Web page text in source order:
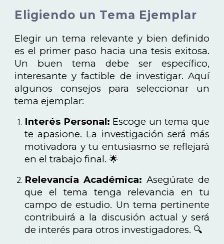
Eligiendo un Tema Ejemplar
Elegir un tema relevante y bien definido
es el primer paso hacia una tesis exitosa.
Un buen tema debe ser específico,
interesante y factible de investigar. Aquí
algunos consejos para seleccionar un
tema ejemplar:
Interés Personal: Escoge un tema que
te apasione. La investigación será más
motivadora y tu entusiasmo se reflejará
en el trabajo final. 🌟
Relevancia Académica: Asegúrate de
que el tema tenga relevancia en tu
campo de estudio. Un tema pertinente
contribuirá a la discusión actual y será
de interés para otros investigadores. 🔍